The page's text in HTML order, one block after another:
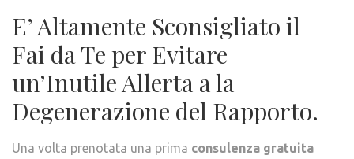
E’ Altamente Sconsigliato il
Fai da Te per Evitare
un’Inutile Allerta a la
Degenerazione del Rapporto.
Una volta prenotata una prima consulenza gratuita